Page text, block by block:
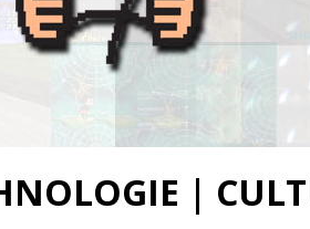
|